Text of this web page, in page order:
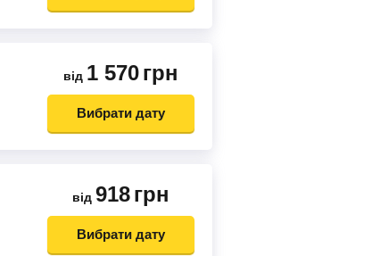
від 1 570грн
Вибрати дату
від 918грн
Вибрати дату